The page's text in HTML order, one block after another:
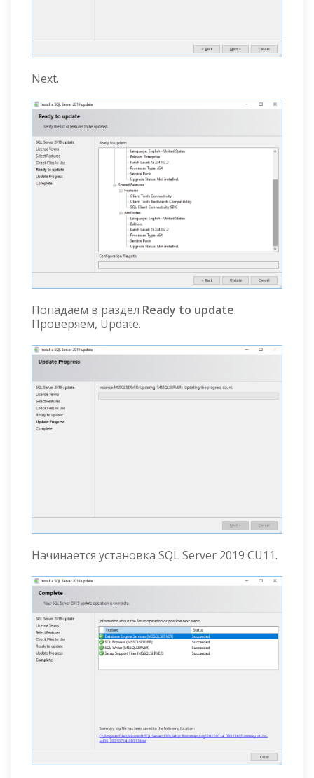
Next.
Попадаем в раздел Ready to update.
Проверяем, Update.
Начинается установка SQL Server 2019 CU11.